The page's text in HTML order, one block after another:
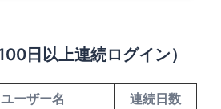
日以上連続ログイン）
ユーザー名
連続日数